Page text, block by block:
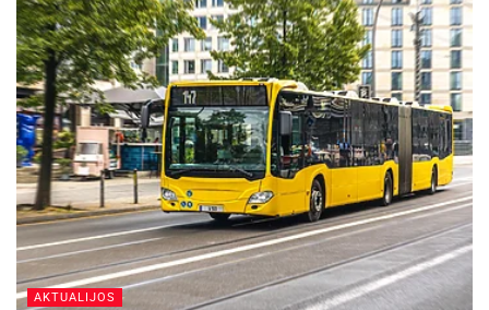
AKTUALIJOS